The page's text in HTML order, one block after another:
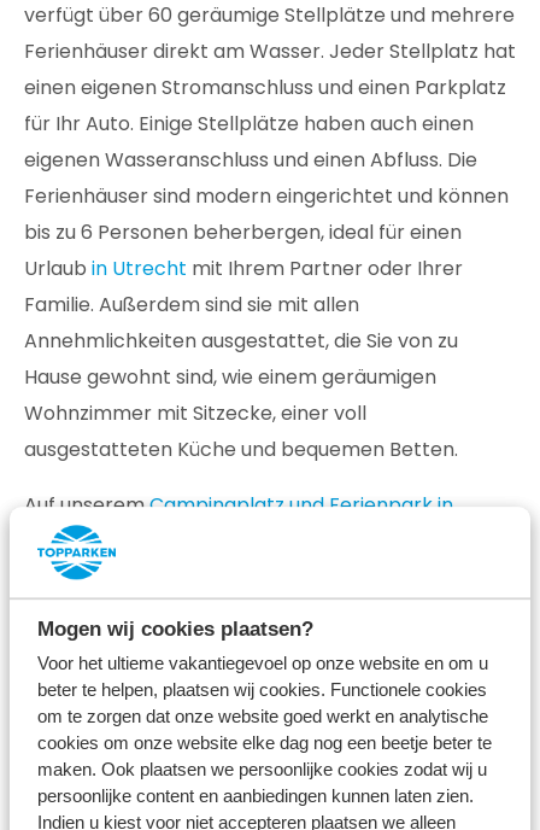
Mogen wij cookies plaatsen?
Voor het ultieme vakantiegevoel op onze website en om u
beter te helpen, plaatsen wij cookies. Functionele cookies
om te zorgen dat onze website goed werkt en analytische
cookies om onze website elke dag nog een beetje beter te
maken. Ook plaatsen we persoonlijke cookies zodat wij u
persoonlijke content en aanbiedingen kunnen laten zien.
Indien u kiest voor niet accepteren plaatsen we alleen
verfügt über 60 geräumige Stellplätze und mehrere
Ferienhäuser direkt am Wasser. Jeder Stellplatz hat
einen eigenen Stromanschluss und einen Parkplatz
für Ihr Auto. Einige Stellplätze haben auch einen
eigenen Wasseranschluss und einen Abfluss. Die
Ferienhäuser sind modern eingerichtet und können
bis zu 6 Personen beherbergen, ideal für einen
Urlaub in Utrecht mit Ihrem Partner oder Ihrer
Familie. Außerdem sind sie mit allen
Annehmlichkeiten ausgestattet, die Sie von zu
Hause gewohnt sind, wie einem geräumigen
Wohnzimmer mit Sitzecke, einer voll
ausgestatteten Küche und bequemen Betten.
Auf unseremCampingplatz und Ferienpark in
Lexmondfinden Sie Einrichtungen, die Ihren Urlaub
unvergesslich machen werden: Genießen Sie
bei schönem Wetter ein erfrischendes Bad im
Außenpool. Für die kleinen Abenteurer gibt es einen
Spielplatz, auf dem sie sich stundenlang vergnügen
können.